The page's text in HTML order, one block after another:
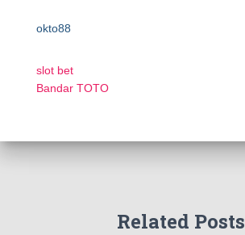
okto88
slot bet
Bandar TOTO
Related Posts